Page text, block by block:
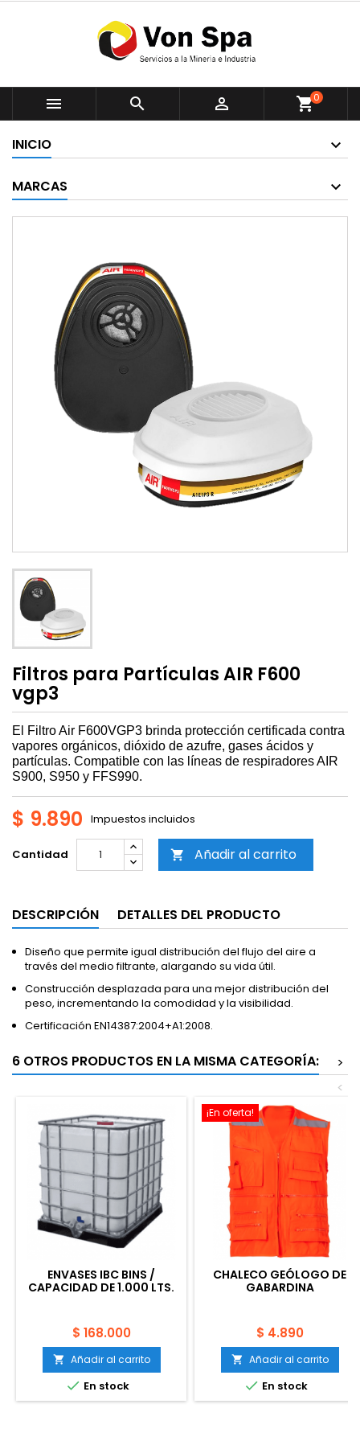
   shopping_cart0
INICIO
MARCAS
Filtros para Partículas AIR F600
vgp3
El Filtro Air F600VGP3 brinda protección certificada contra
vapores orgánicos, dióxido de azufre, gases ácidos y
partículas. Compatible con las líneas de respiradores AIR
S900, S950 y FFS990.
$ 9.890 Impuestos incluidos
Cantidad  Añadir al carrito
DESCRIPCIÓN DETALLES DEL PRODUCTO
Diseño que permite igual distribución del flujo del aire a
través del medio filtrante, alargando su vida útil.
Construcción desplazada para una mejor distribución del
peso, incrementando la comodidad y la visibilidad.
Certificación EN14387:2004+A1:2008.
6 OTROS PRODUCTOS EN LA MISMA CATEGORÍA:
>
<
ENVASES IBC BINS /
CAPACIDAD DE 1.000 LTS.
Precio
$ 168.000
 Añadir al carrito
 En stock
¡En oferta!
CHALECO GEÓLOGO DE
GABARDINA
Precio
$ 4.890
 Añadir al carrito
 En stock